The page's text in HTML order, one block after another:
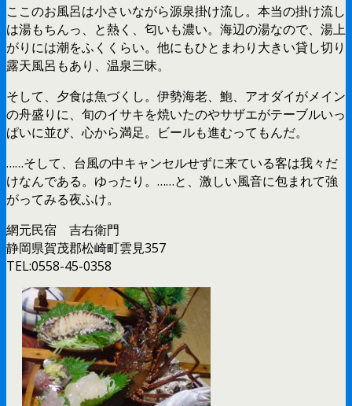
ここのお風呂は小さいながら源泉掛け流し。本当の掛け流し
は湯もちんっ、と熱く、匂いも濃い。海辺の湯なので、湯上
がりには潮をふくくらい。他にもひとまわり大きい貸し切り
露天風呂もあり、温泉三昧。
そして、夕食は魚づくし。伊勢海老、鮑、アオダイがメイン
の舟盛りに、旬のイサキを焼いたのやサザエがテーブルいっ
ぱいに並び、心から満足。ビールも進むってもんだ。
……そして、台風の中キャンセルせずに来ている客は我々だ
けなんである。ゆったり。……と、激しい風音に包まれて強
がってみる夜ふけ。
網元民宿 吉右衛門
静岡県賀茂郡松崎町雲見357
TEL:0558-45-0358